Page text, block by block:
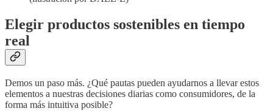
Elegir productos sostenibles en tiempo
real
Demos un paso más. ¿Qué pautas pueden ayudarnos a llevar estos
elementos a nuestras decisiones diarias como consumidores, de la
forma más intuitiva posible?